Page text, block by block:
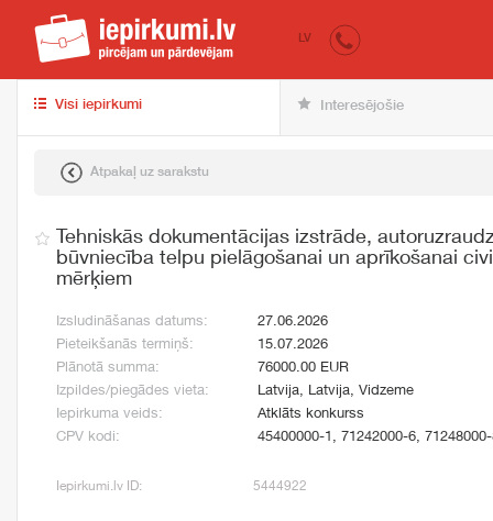
iepirkumi.lv
LV
Visi iepirkumi Interesējošie
Atpakaļ uz sarakstu
Tehniskās dokumentācijas izstrāde,
būvniecība telpu pielāgošanai un aprīkošanai
mērķiem
Izsludināšanas datums:
27.06.2026
Pieteikšanās termiņš:
15.07.2026
Plānotā summa:
76000.00 EUR
Izpildes/piegādes vieta:
Latvija, Latvija, Vidzeme
Iepirkuma veids:
Atklāts konkurss
CPV kodi:
45400000-1, 71242000-6,
Iepirkumi.lv ID: 5444922